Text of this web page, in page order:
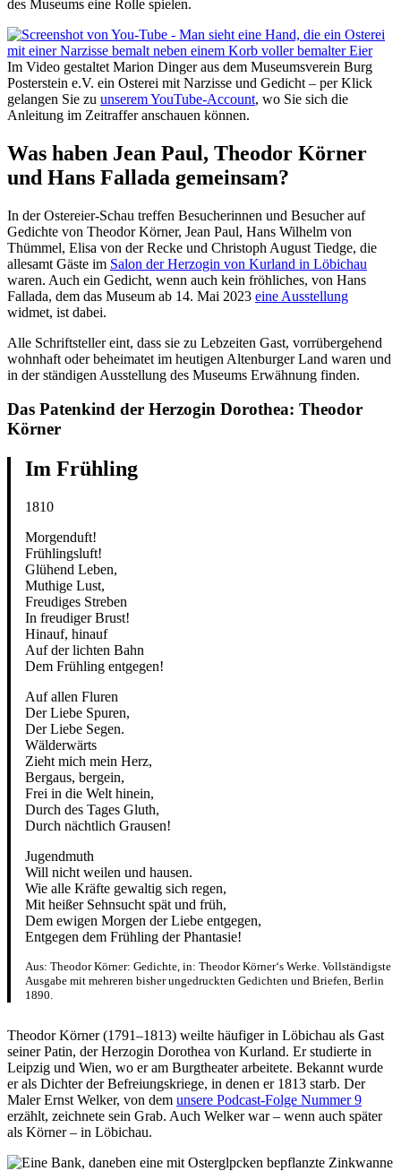
des Museums eine Rolle spielen.
Im Video gestaltet Marion Dinger aus dem Museumsverein Burg
Posterstein e.V. ein Osterei mit Narzisse und Gedicht – per Klick
gelangen Sie zu unserem YouTube-Account, wo Sie sich die
Anleitung im Zeitraffer anschauen können.
Was haben Jean Paul, Theodor Körner
und Hans Fallada gemeinsam?
In der Ostereier-Schau treffen Besucherinnen und Besucher auf
Gedichte von Theodor Körner, Jean Paul, Hans Wilhelm von
Thümmel, Elisa von der Recke und Christoph August Tiedge, die
allesamt Gäste im Salon der Herzogin von Kurland in Löbichau
waren. Auch ein Gedicht, wenn auch kein fröhliches, von Hans
Fallada, dem das Museum ab 14. Mai 2023 eine Ausstellung
widmet, ist dabei.
Alle Schriftsteller eint, dass sie zu Lebzeiten Gast, vorrübergehend
wohnhaft oder beheimatet im heutigen Altenburger Land waren und
in der ständigen Ausstellung des Museums Erwähnung finden.
Das Patenkind der Herzogin Dorothea: Theodor
Körner
Im Frühling
1810
Morgenduft!
Frühlingsluft!
Glühend Leben,
Muthige Lust,
Freudiges Streben
In freudiger Brust!
Hinauf, hinauf
Auf der lichten Bahn
Dem Frühling entgegen!
Auf allen Fluren
Der Liebe Spuren,
Der Liebe Segen.
Wälderwärts
Zieht mich mein Herz,
Bergaus, bergein,
Frei in die Welt hinein,
Durch des Tages Gluth,
Durch nächtlich Grausen!
Jugendmuth
Will nicht weilen und hausen.
Wie alle Kräfte gewaltig sich regen,
Mit heißer Sehnsucht spät und früh,
Dem ewigen Morgen der Liebe entgegen,
Entgegen dem Frühling der Phantasie!
Aus: Theodor Körner: Gedichte, in: Theodor Körner‘s Werke. Vollständigste
Ausgabe mit mehreren bisher ungedruckten Gedichten und Briefen, Berlin
1890.
Theodor Körner (1791–1813) weilte häufiger in Löbichau als Gast
seiner Patin, der Herzogin Dorothea von Kurland. Er studierte in
Leipzig und Wien, wo er am Burgtheater arbeitete. Bekannt wurde
er als Dichter der Befreiungskriege, in denen er 1813 starb. Der
Maler Ernst Welker, von dem unsere Podcast-Folge Nummer 9
erzählt, zeichnete sein Grab. Auch Welker war – wenn auch später
als Körner – in Löbichau.